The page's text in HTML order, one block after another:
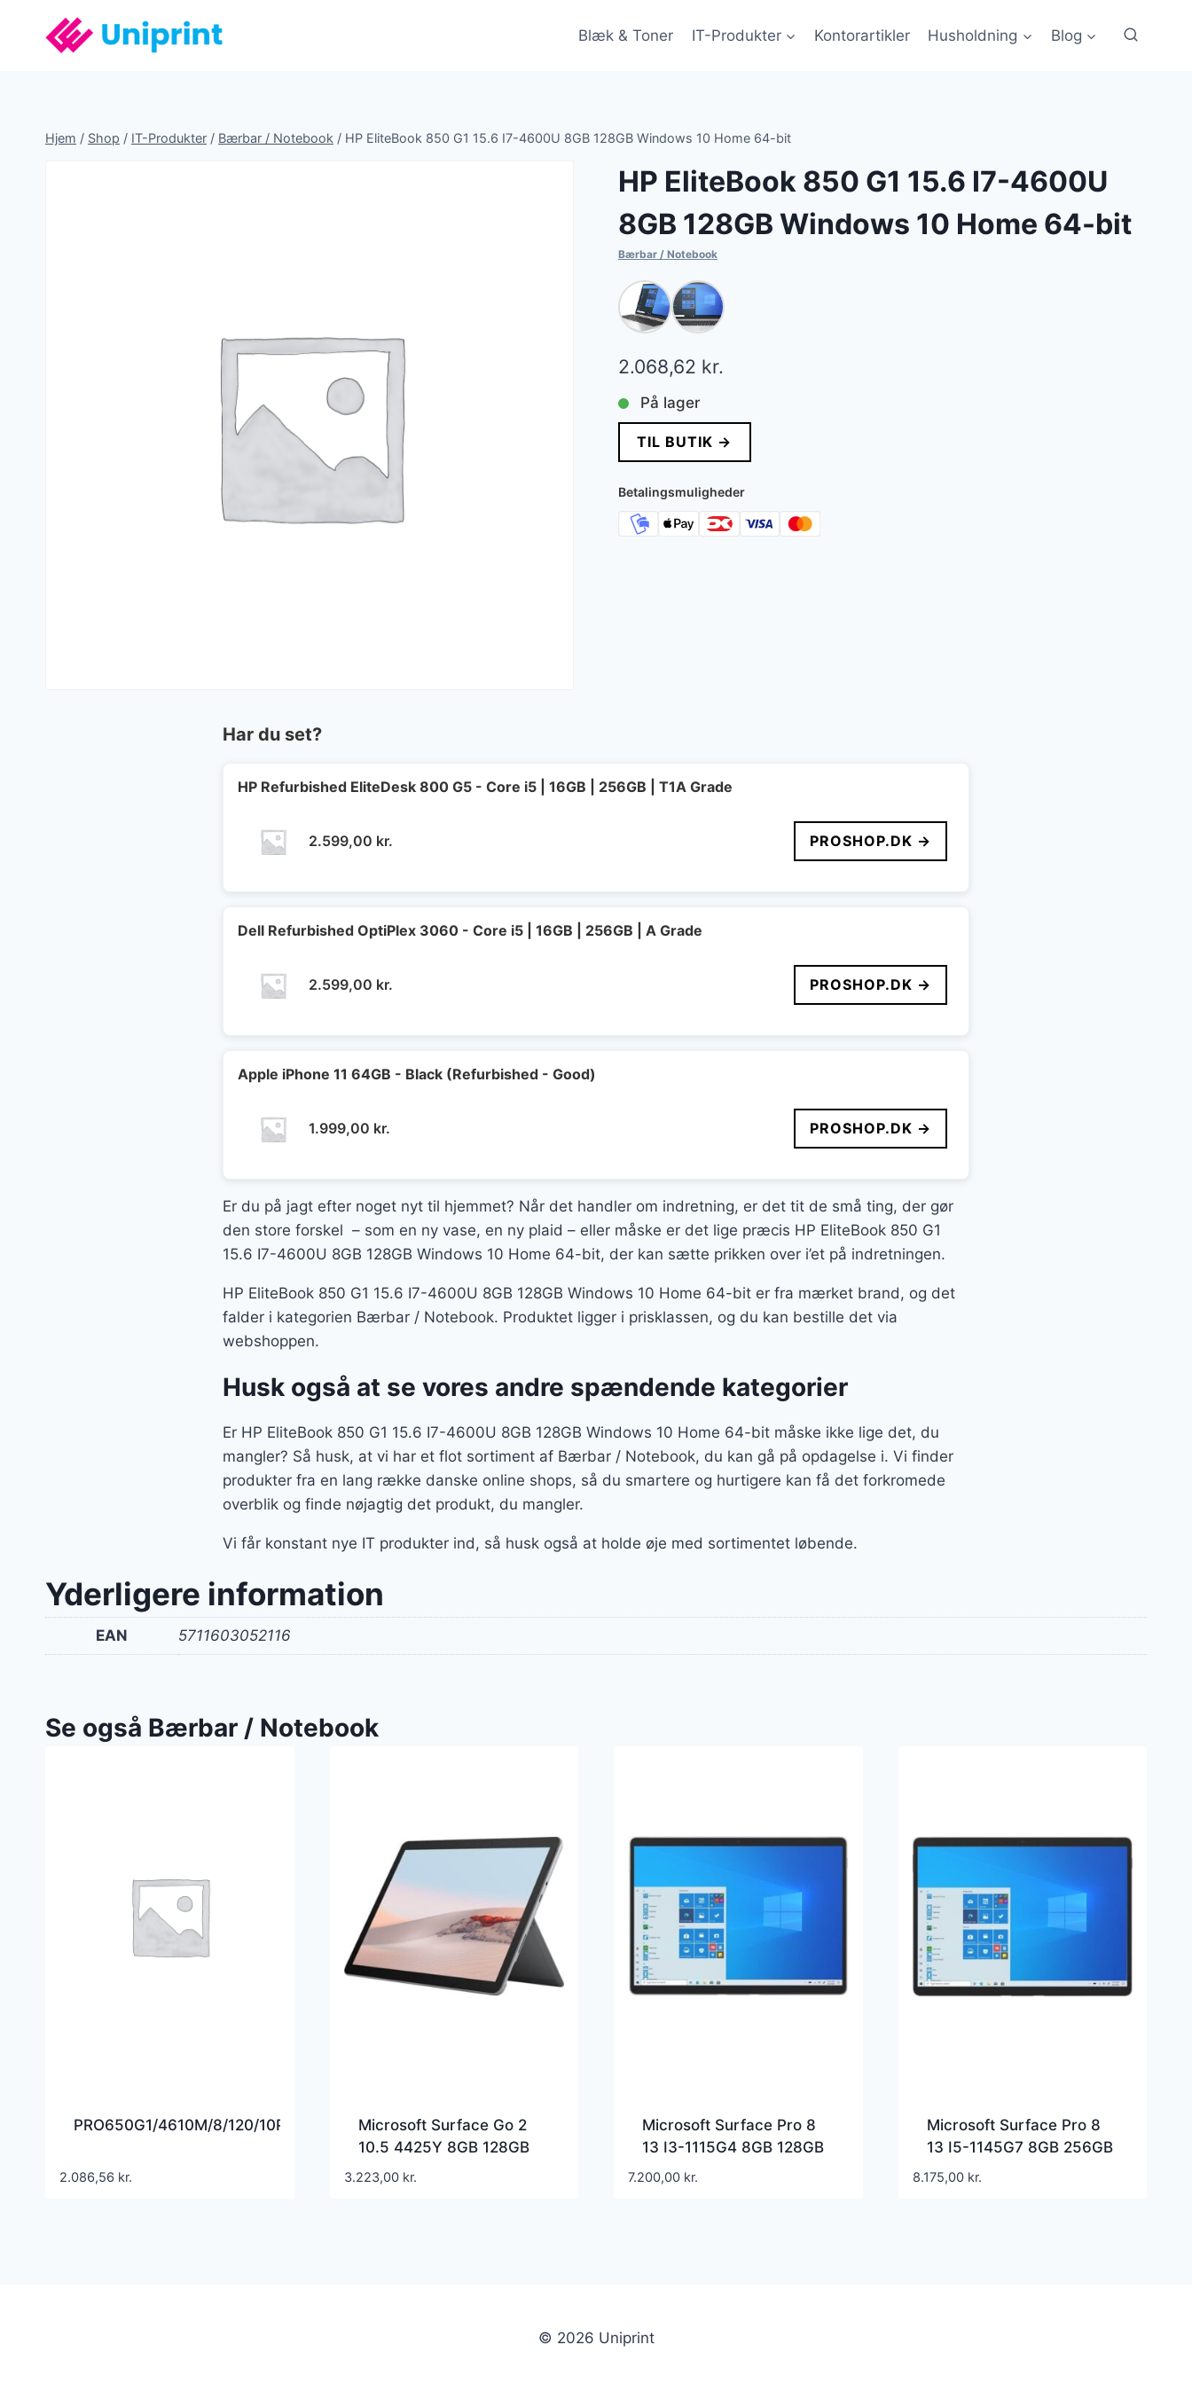
Blæk & Toner IT-Produkter Kontorartikler Husholdning Blog
Hjem / Shop / IT-Produkter / Bærbar / Notebook / HP EliteBook 850 G1 15.6 I7-4600U 8GB 128GB Windows 10 Home 64-bit
HP EliteBook 850 G1 15.6 I7-4600U
8GB 128GB Windows 10 Home 64-bit
Bærbar / Notebook
2.068,62 kr.
På lager
TIL BUTIK →
Betalingsmuligheder
Har du set?
HP Refurbished EliteDesk 800 G5 - Core i5 | 16GB | 256GB | T1A Grade
2.599,00 kr. PROSHOP.DK →
Dell Refurbished OptiPlex 3060 - Core i5 | 16GB | 256GB | A Grade
2.599,00 kr. PROSHOP.DK →
Apple iPhone 11 64GB - Black (Refurbished - Good)
1.999,00 kr. PROSHOP.DK →
Er du på jagt efter noget nyt til hjemmet? Når det handler om indretning, er det tit de små ting, der gør
den store forskel – som en ny vase, en ny plaid – eller måske er det lige præcis HP EliteBook 850 G1
15.6 I7-4600U 8GB 128GB Windows 10 Home 64-bit, der kan sætte prikken over i’et på indretningen.
HP EliteBook 850 G1 15.6 I7-4600U 8GB 128GB Windows 10 Home 64-bit er fra mærket brand, og det
falder i kategorien Bærbar / Notebook. Produktet ligger i prisklassen, og du kan bestille det via
webshoppen.
Husk også at se vores andre spændende kategorier
Er HP EliteBook 850 G1 15.6 I7-4600U 8GB 128GB Windows 10 Home 64-bit måske ikke lige det, du
mangler? Så husk, at vi har et flot sortiment af Bærbar / Notebook, du kan gå på opdagelse i. Vi finder
produkter fra en lang række danske online shops, så du smartere og hurtigere kan få det forkromede
overblik og finde nøjagtig det produkt, du mangler.
Vi får konstant nye IT produkter ind, så husk også at holde øje med sortimentet løbende.
Yderligere information
EAN 5711603052116
Se også Bærbar / Notebook
PRO650G1/4610M/8/120/10PSCA
2.086,56 kr.
Microsoft Surface Go 2
10.5 4425Y 8GB 128GB
Sølv – 1GF-00003
3.223,00 kr.
Microsoft Surface Pro 8
13 I3-1115G4 8GB 128GB
Sølv
7.200,00 kr.
Microsoft Surface Pro 8
13 I5-1145G7 8GB 256GB
Sort
8.175,00 kr.
© 2026 Uniprint